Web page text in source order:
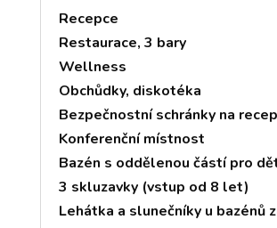
Recepce
Restaurace, 3 bary
Wellness
Obchůdky, diskotéka
Bezpečnostní schránky na
Konferenční místnost
Bazén s oddělenou částí pro
3 skluzavky (vstup od 8 let)
Lehátka a slunečníky u bazénů